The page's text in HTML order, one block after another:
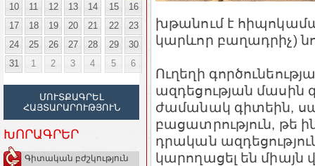
10
11 12 13 14 15
16
17
18 19 20 21 22
23
24
25 26 27 28 29
30
31
1 2 3 4 5 6
ՄՈՒՏՔԱԳՐԵԼ
ՀԱՅՏԱՐԱՐՈՒԹՅՈՒՆ
ԽՈՐԱԳՐԵՐ
Գիտական բժշկություն
խթանում է
կարևոր բաղադրիչ)
Ուղեղի
ազդեցության
ժամանակ գիտեին,
բացատրություն, թե
դրական
կարողացել են միայն